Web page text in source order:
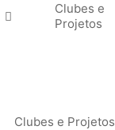
Clubes e
Projetos
Clubes e Projetos